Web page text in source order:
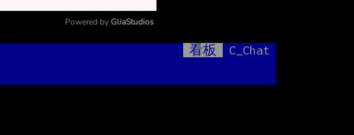
Powered by GliaStudios
看板
C_Chat